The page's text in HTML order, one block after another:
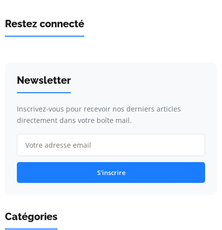
Restez connecté
Newsletter
Inscrivez-vous pour recevoir nos derniers articles
directement dans votre boîte mail.
S'inscrire
Catégories